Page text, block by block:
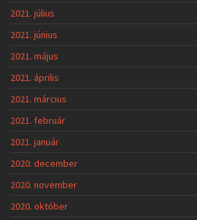
2021. július
2021. június
2021. május
2021. április
2021. március
2021. február
2021. január
2020. december
2020. november
2020. október